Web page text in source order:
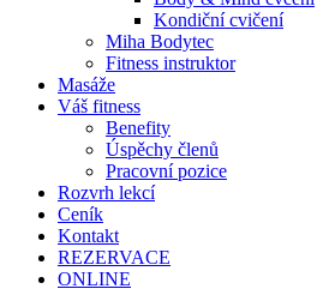
Kondiční cvičení
Miha Bodytec
Fitness instruktor
Masáže
Váš fitness
Benefity
Úspěchy členů
Pracovní pozice
Rozvrh lekcí
Ceník
Kontakt
REZERVACE
ONLINE